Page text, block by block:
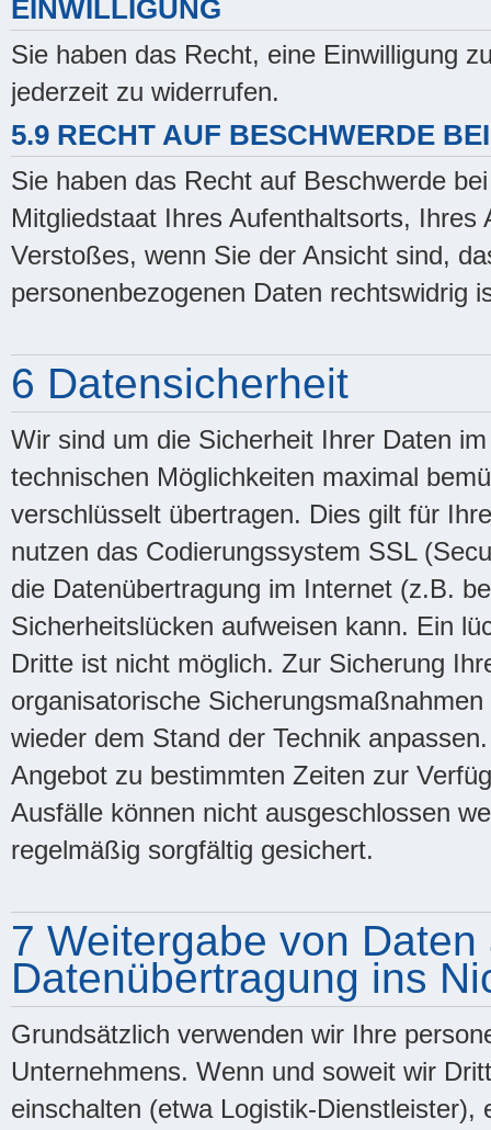
EINWILLIGUNG
Sie haben das Recht, eine Einwilligung
jederzeit zu widerrufen.
5.9 RECHT AUF BESCHWERDE
Sie haben das Recht auf Beschwerde
Mitgliedstaat Ihres Aufenthaltsorts,
Verstoßes, wenn Sie der Ansicht sind,
personenbezogenen Daten rechtswidrig
6 Datensicherheit
Wir sind um die Sicherheit Ihrer Daten
technischen Möglichkeiten maximal
verschlüsselt übertragen. Dies gilt für
nutzen das Codierungssystem SSL
die Datenübertragung im Internet (z.B.
Sicherheitslücken aufweisen kann. Ein
Dritte ist nicht möglich. Zur Sicherung
organisatorische
wieder dem Stand der Technik
Angebot zu bestimmten Zeiten zur
Ausfälle können nicht ausgeschlossen
regelmäßig sorgfältig gesichert.
7 Weitergabe von
Datenübertragung ins
Grundsätzlich verwenden wir Ihre
Unternehmens. Wenn und soweit wir
einschalten (etwa Logistik-